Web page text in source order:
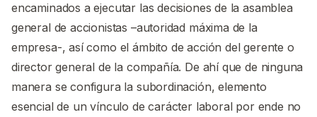
encaminados a ejecutar las decisiones de la asamblea
general de accionistas –autoridad máxima de la
empresa-, así como el ámbito de acción del gerente o
director general de la compañía. De ahí que de ninguna
manera se configura la subordinación, elemento
esencial de un vínculo de carácter laboral por ende no